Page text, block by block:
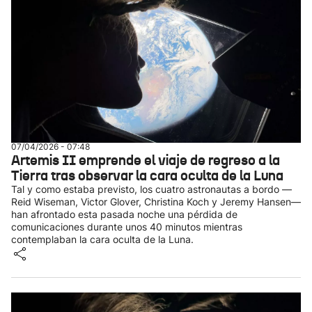
07/04/2026 - 07:48
Artemis II emprende el viaje de regreso a la
Tierra tras observar la cara oculta de la Luna
Tal y como estaba previsto, los cuatro astronautas a bordo —
Reid Wiseman, Victor Glover, Christina Koch y Jeremy Hansen—
han afrontado esta pasada noche una pérdida de
comunicaciones durante unos 40 minutos mientras
contemplaban la cara oculta de la Luna.